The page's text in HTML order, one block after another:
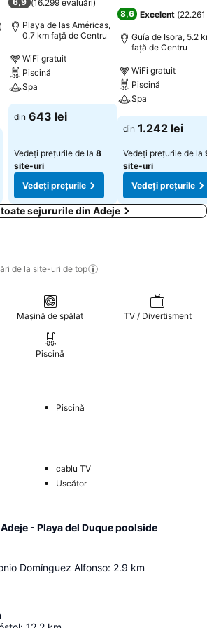
)
(16.299 evaluări)
Playa de las Américas,
0.7 km faţă de Centru
WiFi gratuit
Piscină
Spa
din 643 lei
Vedeți prețurile de la 8
site-uri
Vedeți prețurile
8,6 Excelent (
Guía de Isora, 5.2
faţă de Centru
WiFi gratuit
Piscină
Spa
din 1.242 lei
Vedeți prețurile de la
site-uri
Vedeți prețurile
sejururile din Adeje
de la site-uri detop
Mașină de spălat TV / Divertisment
Piscină
Piscină
cablu TV
Uscător
- Playa del Duque poolside
Domínguez Alfonso: 2.9 km